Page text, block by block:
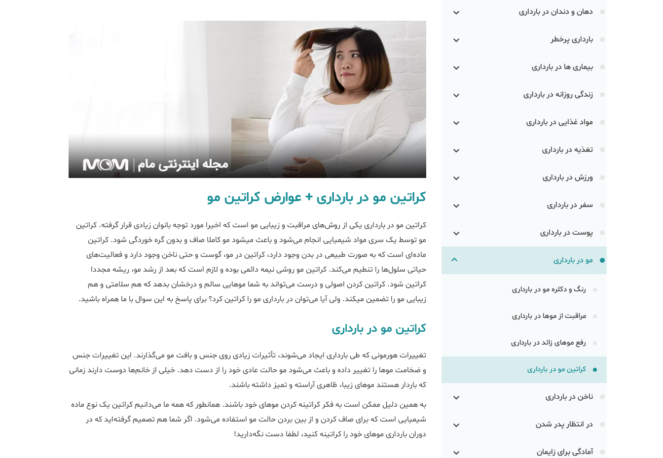
دهان و دندان در بارداری
بارداری پرخطر
بیماری ها در بارداری
زندگی روزانه در بارداری
مواد غذایی در بارداری
تغذیه در بارداری
ورزش در بارداری
سفر در بارداری
پوست در بارداری
مو در بارداری
رنگ و دکلره مو در بارداری
مراقبت از موها در بارداری
رفع موهای زائد در بارداری
کراتین مو در بارداری
ناخن در بارداری
در انتظار پدر شدن
آمادگی برای زایمان
کراتین مو در بارداری + عوارض کراتین مو
کراتین مو در بارداری یکی از روش‌های مراقبت و زیبایی مو است که اخیرا مورد توجه بانوان زیادی قرار گرفته. کراتین
مو توسط یک سری مواد شیمیایی انجام می‌شود و باعث میشود مو کاملا صاف و بدون گره خوردگی شود. کراتین
ماده‌ای است که به صورت طبیعی در بدن وجود دارد، کراتین در مو، گوست و حتی ناخن وجود دارد و فعالیت‌های
حیاتی سلول‌ها را تنطیم می‌کند. کراتین مو روشی نیمه دائمی بوده و لازم است که بعد از رشد مو، ریشه مجددا
کراتین شود. کراتین کردن اصولی و درست می‌تواند به شما موهایی سالم و درخشان بدهد که هم سلامتی و هم
زیبایی مو را تضمین میکند. ولی آیا می‌توان در بارداری مو را کراتین کرد؟ برای پاسخ به این سوال با ما همراه باشید.
کراتین مو در بارداری
تغییرات هورمونی که طی بارداری ایجاد می‎‌شوند، تأثیرات زیادی روی جنس و بافت مو می‌گذارند. این تغییرات جنس
و ضخامت موها را تغییر داده و باعث می‎‌شود مو حالت عادی خود را از دست ‌دهد. خیلی از خانم‎‌ها دوست دارند زمانی
که باردار هستند موهای زیبا، ظاهری آراسته و تمیز داشته باشند.
به همین دلیل ممکن است به فکر کراتینه کردن موهای خود باشند. همانطور که همه ما می‏دانیم کراتین یک نوع ماده
شیمیایی است که برای صاف کردن و از بین بردن حالت مو استفاده می‏شود. اگر شما هم تصمیم گرفته‎اید که در
دوران بارداری موهای خود را کراتینه کنید، لطفا دست نگه‌دارید!